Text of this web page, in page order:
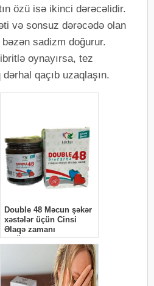
özü isə ikinci dərəcəlidir.
və sonsuz dərəcədə olan
sadizm doğurur.
oynayırsa, tez
dərhal qaçıb uzaqlaşın.